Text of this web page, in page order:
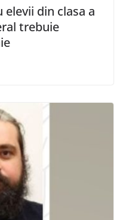
din clasa a
trebuie